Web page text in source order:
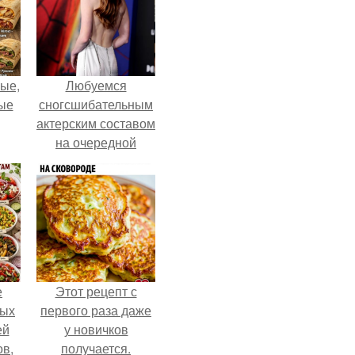
Любуемся
сногсшибательным
актерским составом
на очередной
премьере нового
человека - паука.
Этот рецепт с
первого раза даже
у новичков
получается.